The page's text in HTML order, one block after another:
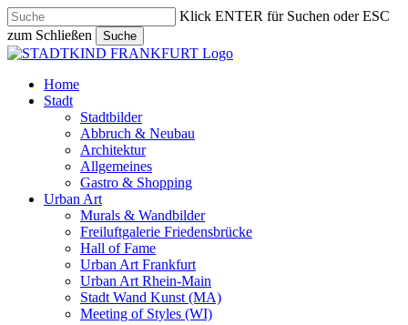
Skip
to
main
content
Klick ENTER für Suchen oder ESC
zum Schließen
Suche
Close
search
Menu
Home
Stadt
Stadtbilder
Abbruch & Neubau
Architektur
Allgemeines
Gastro & Shopping
Urban Art
Murals & Wandbilder
Freiluftgalerie Friedensbrücke
Hall of Fame
Urban Art Frankfurt
Urban Art Rhein-Main
Stadt Wand Kunst (MA)
Meeting of Styles (WI)